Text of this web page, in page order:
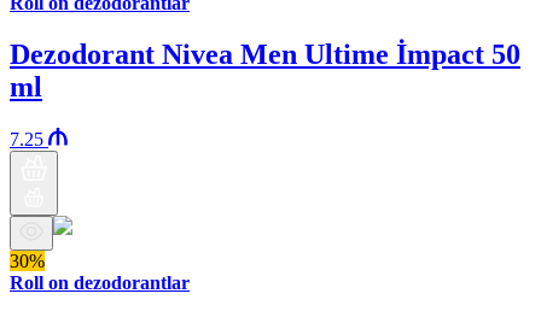
Dezodorant Nivea Men Ultime İmpact 50
ml
7.25
30%
Roll on dezodorantlar